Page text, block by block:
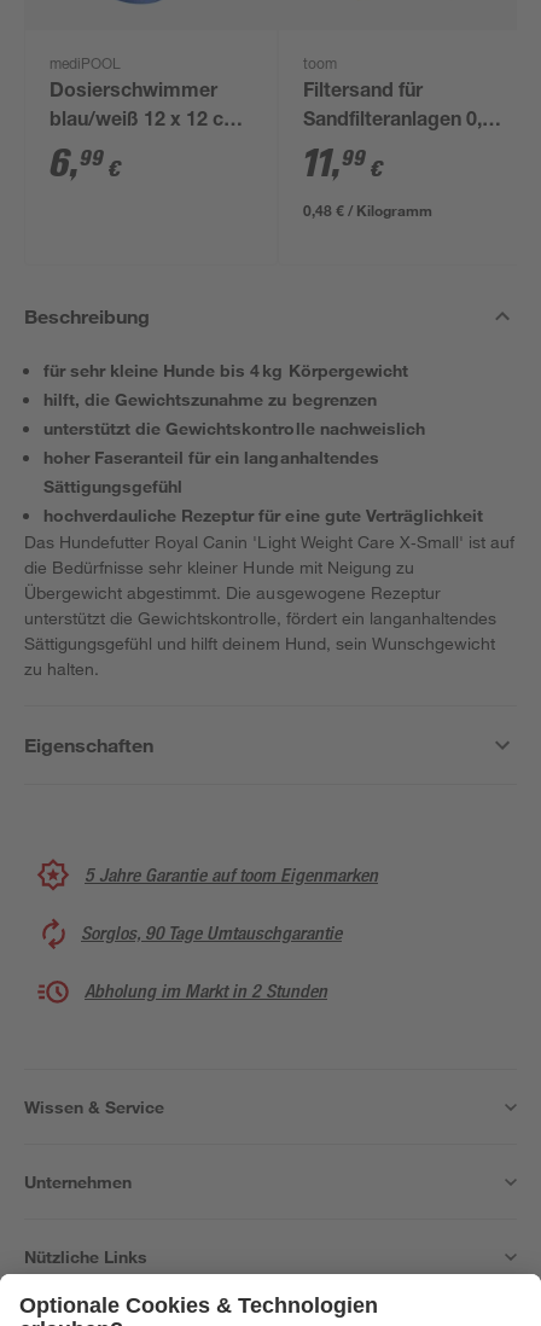
mediPOOL
Dosierschwimmer
blau/weiß 12 x 12 cm,
für 20 g Tabs
6,99 €
toom
Filtersand für
Sandfilteranlagen 0,7-
1,2 mm 25 kg
11,99 €
0,48 € / Kilogramm
Beschreibung
für sehr kleine Hunde bis 4 kg Körpergewicht
hilft, die Gewichtszunahme zu begrenzen
unterstützt die Gewichtskontrolle nachweislich
hoher Faseranteil für ein langanhaltendes
Sättigungsgefühl
hochverdauliche Rezeptur für eine gute Verträglichkeit
Das Hundefutter Royal Canin 'Light Weight Care X‑Small' ist auf
die Bedürfnisse sehr kleiner Hunde mit Neigung zu
Übergewicht abgestimmt. Die ausgewogene Rezeptur
unterstützt die Gewichtskontrolle, fördert ein langanhaltendes
Sättigungsgefühl und hilft deinem Hund, sein Wunschgewicht
zu halten.
Eigenschaften
5 Jahre Garantie auf toom Eigenmarken
Sorglos, 90 Tage Umtauschgarantie
Abholung im Markt in 2 Stunden
Wissen & Service
Unternehmen
Nützliche Links